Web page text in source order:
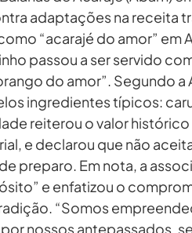
adaptações na receita
“acarajé do amor” em
passou a ser servido
do amor”. Segundo a
ingredientes típicos:
reiterou o valor
e declarou que não
preparo. Em nota, a
e enfatizou o
“Somos
nossos antepassados,